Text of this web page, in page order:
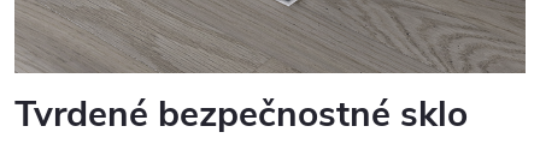
Tvrdené bezpečnostné sklo